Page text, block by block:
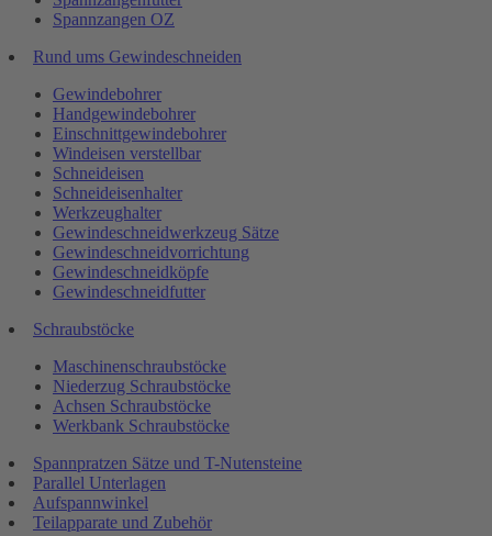
Spannzangen OZ
Rund ums Gewindeschneiden
Gewindebohrer
Handgewindebohrer
Einschnittgewindebohrer
Windeisen verstellbar
Schneideisen
Schneideisenhalter
Werkzeughalter
Gewindeschneidwerkzeug Sätze
Gewindeschneidvorrichtung
Gewindeschneidköpfe
Gewindeschneidfutter
Schraubstöcke
Maschinenschraubstöcke
Niederzug Schraubstöcke
Achsen Schraubstöcke
Werkbank Schraubstöcke
Spannpratzen Sätze und T-Nutensteine
Parallel Unterlagen
Aufspannwinkel
Teilapparate und Zubehör